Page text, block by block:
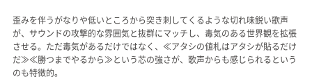
歪みを伴うがなりや低いところから突き刺してくるような切れ味鋭い歌声
が、サウンドの攻撃的な雰囲気と抜群にマッチし、毒気のある世界観を拡張
させる。ただ毒気があるだけではなく、≪アタシの値札はアタシが貼るだけ
だ≫≪勝つまでやるから≫という芯の強さが、歌声からも感じられるという
のも特徴的。